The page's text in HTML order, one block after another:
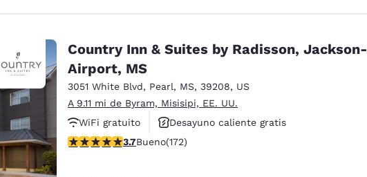
Country Inn & Suites by Radisson, Jackson-
Airport, MS
3051 White Blvd, Pearl, MS, 39208, US
A 9.11 mi de Byram, Misisipi, EE. UU.
WiFi gratuito
Desayuno caliente gratis
Se aceptan mascotas
calificación de 3.69 estrellas. Bueno. 172 reseñas
3.7Bueno(172)